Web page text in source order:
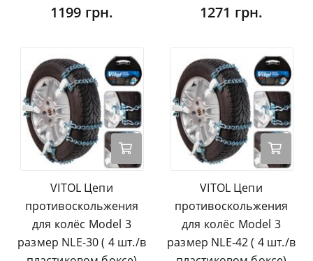
1199 грн. 1271 грн.
VITOL Цепи
противоскольжения
для колёс Model 3
размер NLE-30 ( 4 шт./в
VITOL Цепи
противоскольжения
для колёс Model 3
размер NLE-42 ( 4 шт./в